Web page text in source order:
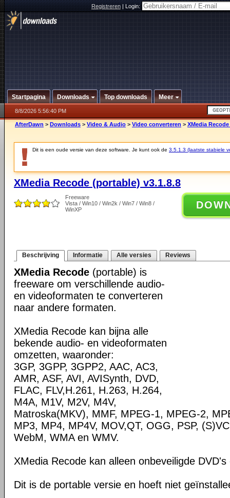
Registreren|Login:
Startpagina Downloads Top downloads Meer
8/8/2026 5:56:40 PM
AfterDawn > Downloads > Video & Audio > Video converteren > XMedia
Dit is een oude versie van deze software. Je kunt ook de 3.5.1.3 (laatste stabiele
XMedia Recode (portable) v3.1.8.8
Freeware
Vista / Win10 / Win2k / Win7 / Win8 /
WinXP
Beschrijving Informatie Alle versies Reviews
XMedia Recode (portable) is
freeware om verschillende audio-
en videoformaten te converteren
naar andere formaten.
XMedia Recode kan bijna alle
bekende audio- en videoformaten
omzetten, waaronder:
3GP, 3GPP, 3GPP2, AAC, AC3,
AMR, ASF, AVI, AVISynth, DVD,
FLAC, FLV,H.261, H.263, H.264,
M4A, M1V, M2V, M4V,
Matroska(MKV), MMF, MPEG-1, MPEG-2,
MP3, MP4, MP4V, MOV,QT, OGG, PSP,
WebM, WMA en WMV.
XMedia Recode kan alleen onbeveiligde
Dit is de portable versie en hoeft niet